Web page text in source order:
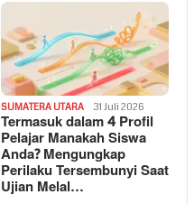
SUMATERA UTARA 31 Juli 2026
Termasuk dalam 4 Profil
Pelajar Manakah Siswa
Anda? Mengungkap
Perilaku Tersembunyi Saat
Ujian Melal…